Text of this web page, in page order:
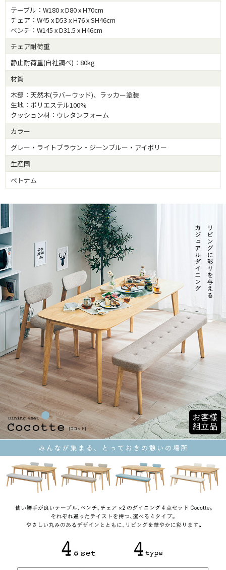
テーブル：W180 x D80 x H70cm
チェア：W45 x D53 x H76 x SH46cm
ベンチ：W145 x D31.5 x H46cm
チェア耐荷重
静止耐荷重(自社調べ)：80kg
材質
木部：天然木(ラバーウッド)、ラッカー塗装
生地：ポリエステル100%
クッション材：ウレタンフォーム
カラー
グレー・ライトブラウン・ジーンブルー・アイボリー
生産国
ベトナム